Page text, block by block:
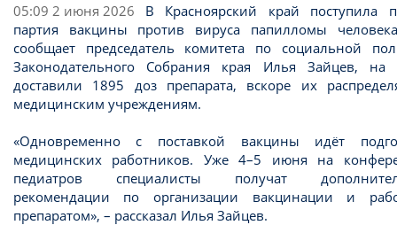
05:09 2 июня 2026
В Красноярский край поступила
партия вакцины против вируса папилломы
сообщает председатель комитета по социальной
Законодательного Собрания края Илья Зайцев, на
доставили 1895 доз препарата, вскоре их
медицинским учреждениям.
«Одновременно с поставкой вакцины идёт
медицинских работников. Уже 4–5 июня на
педиатров специалисты получат
рекомендации по организации вакцинации и
препаратом», – рассказал Илья Зайцев.